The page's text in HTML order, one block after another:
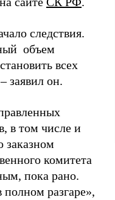
следствия.
объем
всех
–заявил он.
в том числе и
заказном
комитета
пока рано.
полном разгаре»,